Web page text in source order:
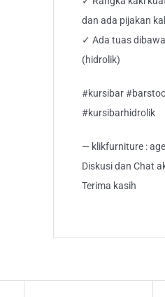
dan ada pijakan
✓ Ada tuas
(hidrolik)
#kursibar
#kursibarhidrolik
— klikfurniture :
Diskusi dan Chat
Terima kasih